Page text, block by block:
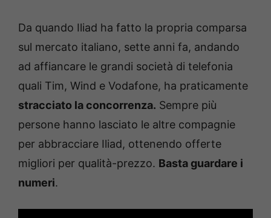
Da quando Iliad ha fatto la propria comparsa
sul mercato italiano, sette anni fa, andando
ad affiancare le grandi società di telefonia
quali Tim, Wind e Vodafone, ha praticamente
stracciato la concorrenza. Sempre più
persone hanno lasciato le altre compagnie
per abbracciare Iliad, ottenendo offerte
migliori per qualità-prezzo. Basta guardare i
numeri.